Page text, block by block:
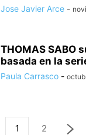
Jose Javier Arce -
THOMAS SABO
basada en la
Paula Carrasco -
1 2